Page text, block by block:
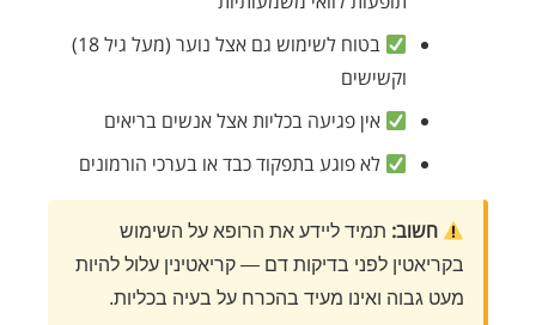
בטוח לשימוש גם אצל נוער (מעל גיל 18)
וקשישים
אין פגיעה בכליות אצל אנשים בריאים
לא פוגע בתפקוד כבד או בערכי הורמונים
חשוב: תמיד ליידע את הרופא על השימוש
בקריאטין לפני בדיקות דם — קריאטינין עלול להיות
מעט גבוה ואינו מעיד בהכרח על בעיה בכליות.